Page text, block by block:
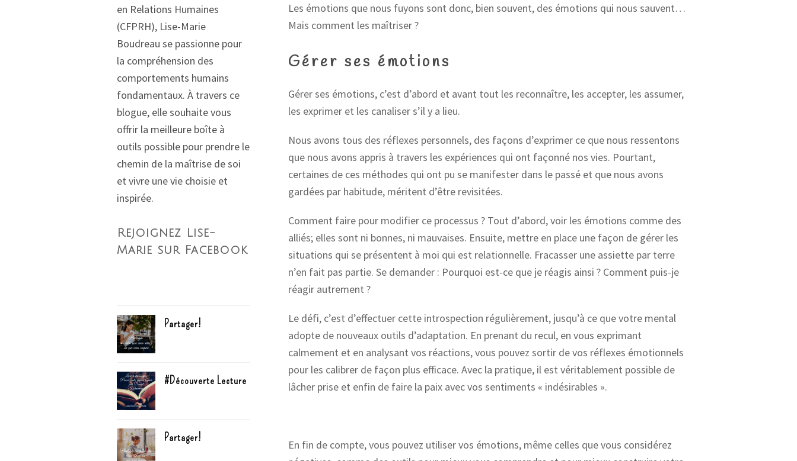
Les émotions que nous fuyons sont donc, bien souvent, des émotions qui nous sauvent…
Mais comment les maîtriser ?
Gérer ses émotions
Gérer ses émotions, c’est d’abord et avant tout les reconnaître, les accepter, les assumer,
les exprimer et les canaliser s’il y a lieu.
Nous avons tous des réflexes personnels, des façons d’exprimer ce que nous ressentons
que nous avons appris à travers les expériences qui ont façonné nos vies. Pourtant,
certaines de ces méthodes qui ont pu se manifester dans le passé et que nous avons
gardées par habitude, méritent d’être revisitées.
Comment faire pour modifier ce processus ? Tout d’abord, voir les émotions comme des
alliés; elles sont ni bonnes, ni mauvaises. Ensuite, mettre en place une façon de gérer les
situations qui se présentent à moi qui est relationnelle. Fracasser une assiette par terre
n’en fait pas partie. Se demander : Pourquoi est-ce que je réagis ainsi ? Comment puis-je
réagir autrement ?
Le défi, c’est d’effectuer cette introspection régulièrement, jusqu’à ce que votre mental
adopte de nouveaux outils d’adaptation. En prenant du recul, en vous exprimant
calmement et en analysant vos réactions, vous pouvez sortir de vos réflexes émotionnels
pour les calibrer de façon plus efficace. Avec la pratique, il est véritablement possible de
lâcher prise et enfin de faire la paix avec vos sentiments « indésirables ».
En fin de compte, vous pouvez utiliser vos émotions, même celles que vous considérez
en Relations Humaines
(CFPRH), Lise-Marie
Boudreau se passionne pour
la compréhension des
comportements humains
fondamentaux. À travers ce
blogue, elle souhaite vous
offrir la meilleure boîte à
outils possible pour prendre le
chemin de la maîtrise de soi
et vivre une vie choisie et
inspirée.
Rejoignez Lise-
Marie sur Facebook
Partager!
#Découverte Lecture
Partager!